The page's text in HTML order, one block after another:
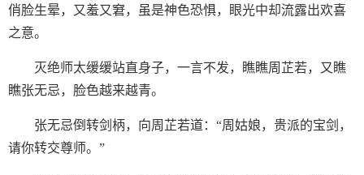
俏脸生晕，又羞又窘，虽是神色恐惧，眼光中却流露出欢喜
之意。
灭绝师太缓缓站直身子，一言不发，瞧瞧周芷若，又瞧
瞧张无忌，脸色越来越青。
张无忌倒转剑柄，向周芷若道：“周姑娘，贵派的宝剑，
请你转交尊师。”